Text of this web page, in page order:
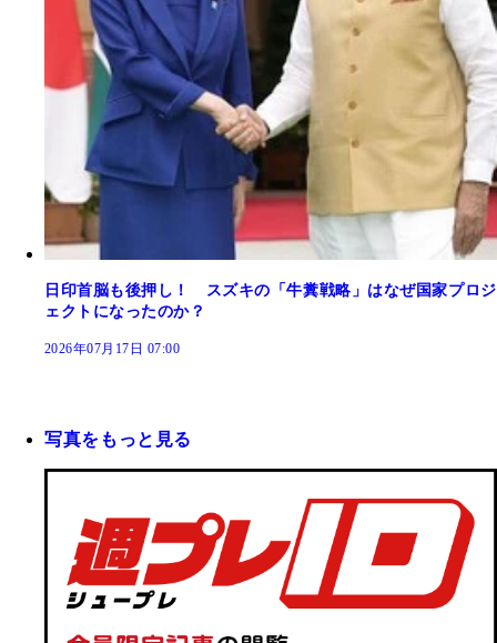
日印首脳も後押し！ スズキの「牛糞戦略」はなぜ国家プロジ
ェクトになったのか？
2026年07月17日 07:00
写真をもっと見る